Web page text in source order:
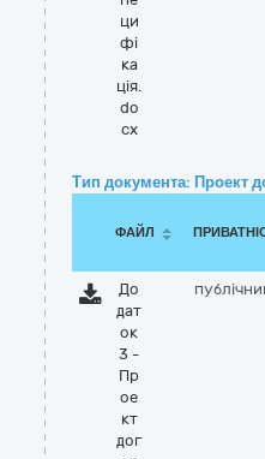
ци
фі
ка
ція.
do
cx
Тип документа: Проект
ФАЙЛ
До
дат
ок
3 -
Пр
ое
кт
дог